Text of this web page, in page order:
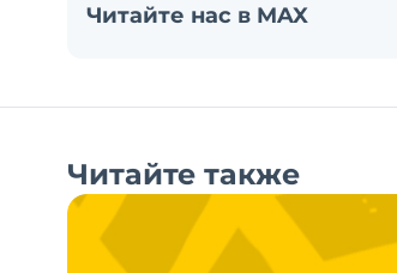
Читайте нас в MAX
Читайте также